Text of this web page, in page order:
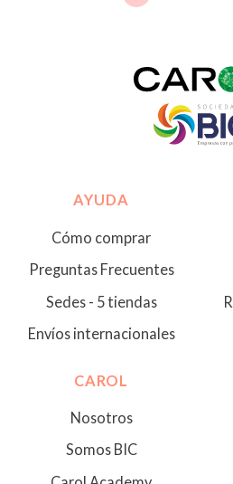
AYUDA
Cómo comprar
Preguntas Frecuentes
Sedes - 5 tiendas
Envíos internacionales
CAROL
Nosotros
Somos BIC